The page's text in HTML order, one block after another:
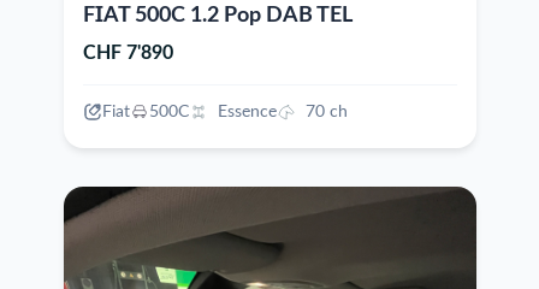
FIAT 500C 1.2 Pop DAB TEL
CHF 7'890
Fiat 500C Essence 70 ch